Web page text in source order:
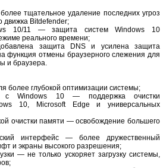
тщательное удаление последних угроз
движка Bitdefender;
10/11 — защита систем Windows 10
реального времени;
защита DNS и усилена защита
функция отмены браузерного слежения для
и браузера.
более глубокой оптимизации системы;
с Windows 10 — поддержка очистки
10, Microsoft Edge и универсальных
очистки памяти — освобождение большего
интерфейс — более дружественный
и экраны высокого разрешения;
— не только ускоряет загрузку системы,